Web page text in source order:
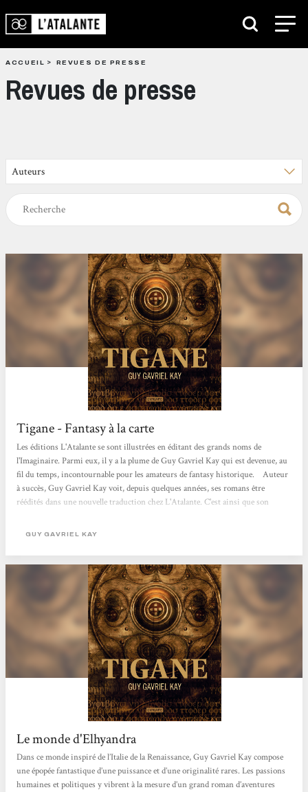
ACCUEIL REVUES DE PRESSE
Revues de presse
Tigane - Fantasy à la carte
Les éditions L'Atalante se sont illustrées en éditant des grands noms de
l'Imaginaire. Parmi eux, il y a la plume de Guy Gavriel Kay qui est devenue, au
fil du temps, incontournable pour les amateurs de fantasy historique. Auteur
à succès, Guy Gavriel Kay voit, depuis quelques années, ses romans être
réédités dans une nouvelle traduction chez L'Atalante. C'est ainsi que son
marque un tournant dans la carrière de Guy Gavriel Kay. En effet, après avoir
GUY GAVRIEL KAY
Le monde d'Elhyandra
Dans ce monde inspiré de l’Italie de la Renaissance, Guy Gavriel Kay compose
une épopée fantastique d’une puissance et d’une originalité rares. Les passions
humaines et politiques y vibrent à la mesure d’un grand roman d’aventures